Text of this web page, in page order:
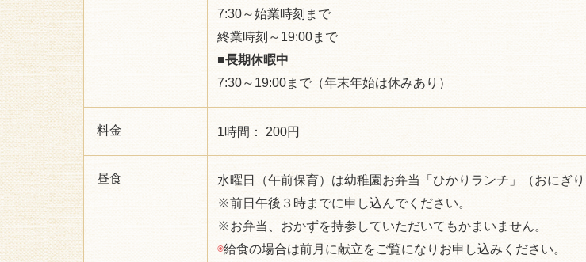
7:30～始業時刻まで
終業時刻～19:00まで
■長期休暇中
7:30～19:00まで（年末年始は休みあり）
料金 1時間： 200円
昼食
水曜日（午前保育）は幼稚園お弁当「ひかりランチ」（おにぎり
※前日午後３時までに申し込んでください。
※お弁当、おかずを持参していただいてもかまいません。
◉給食の場合は前月に献立をご覧になりお申し込みください。